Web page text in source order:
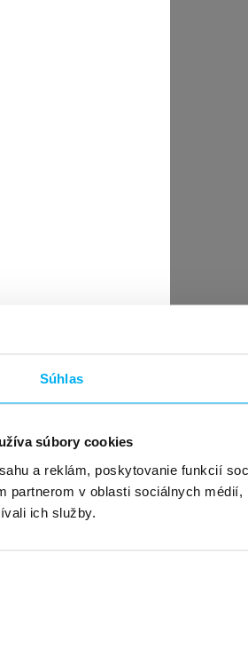
Súhlas
súbory cookies
a reklám, poskytovanie funkcií
partnerom v oblasti sociálnych
ich služby.